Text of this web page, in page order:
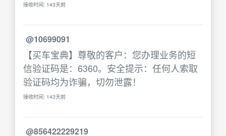
接收时间: 143天前
@10699091
【买车宝典】尊敬的客户：您办理业务的短
信验证码是：6360。安全提示：任何人索取
验证码均为诈骗，切勿泄露！
接收时间: 143天前
@856422229219